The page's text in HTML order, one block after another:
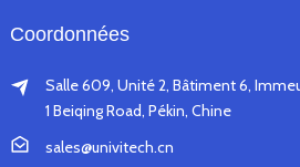
Coordonnées
Salle 609, Unité 2, Bâtiment 6,
1 Beiqing Road, Pékin, Chine
sales@univitech.cn